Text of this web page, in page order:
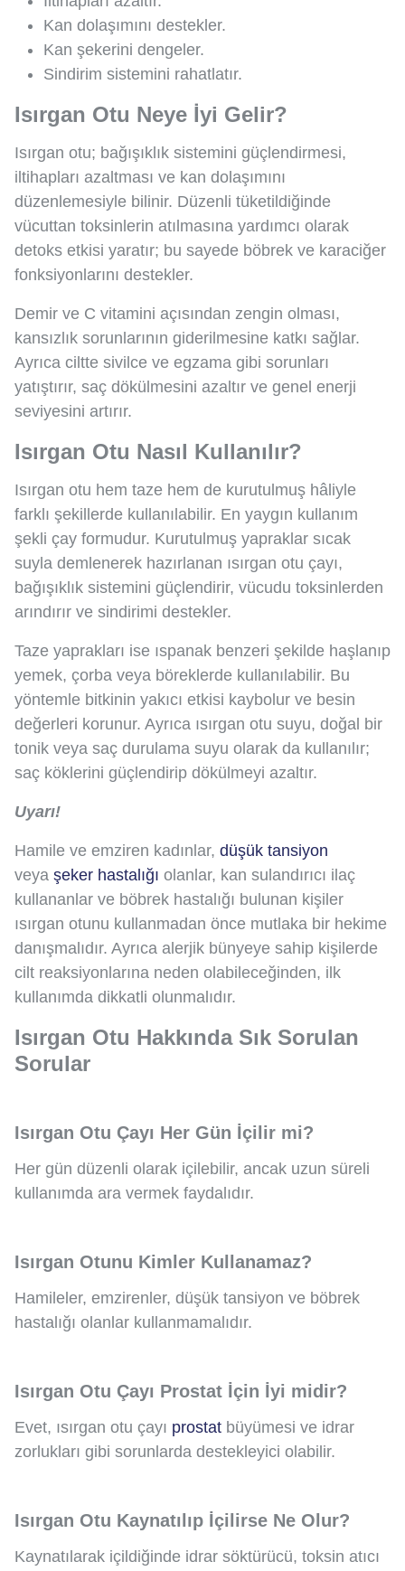
Kan dolaşımını destekler.
Kan şekerini dengeler.
Sindirim sistemini rahatlatır.
Isırgan Otu Neye İyi Gelir?
Isırgan otu; bağışıklık sistemini güçlendirmesi,
iltihapları azaltması ve kan dolaşımını
düzenlemesiyle bilinir. Düzenli tüketildiğinde
vücuttan toksinlerin atılmasına yardımcı olarak
detoks etkisi yaratır; bu sayede böbrek ve karaciğer
fonksiyonlarını destekler.
Demir ve C vitamini açısından zengin olması,
kansızlık sorunlarının giderilmesine katkı sağlar.
Ayrıca ciltte sivilce ve egzama gibi sorunları
yatıştırır, saç dökülmesini azaltır ve genel enerji
seviyesini artırır.
Isırgan Otu Nasıl Kullanılır?
Isırgan otu hem taze hem de kurutulmuş hâliyle
farklı şekillerde kullanılabilir. En yaygın kullanım
şekli çay formudur. Kurutulmuş yapraklar sıcak
suyla demlenerek hazırlanan ısırgan otu çayı,
bağışıklık sistemini güçlendirir, vücudu toksinlerden
arındırır ve sindirimi destekler.
Taze yaprakları ise ıspanak benzeri şekilde haşlanıp
yemek, çorba veya böreklerde kullanılabilir. Bu
yöntemle bitkinin yakıcı etkisi kaybolur ve besin
değerleri korunur. Ayrıca ısırgan otu suyu, doğal bir
tonik veya saç durulama suyu olarak da kullanılır;
saç köklerini güçlendirip dökülmeyi azaltır.
Uyarı!
Hamile ve emziren kadınlar, düşük tansiyon
veya şeker hastalığı olanlar, kan sulandırıcı ilaç
kullananlar ve böbrek hastalığı bulunan kişiler
ısırgan otunu kullanmadan önce mutlaka bir hekime
danışmalıdır. Ayrıca alerjik bünyeye sahip kişilerde
cilt reaksiyonlarına neden olabileceğinden, ilk
kullanımda dikkatli olunmalıdır.
Isırgan Otu Hakkında Sık Sorulan
Sorular
Isırgan Otu Çayı Her Gün İçilir mi?
Her gün düzenli olarak içilebilir, ancak uzun süreli
kullanımda ara vermek faydalıdır.
Isırgan Otunu Kimler Kullanamaz?
Hamileler, emzirenler, düşük tansiyon ve böbrek
hastalığı olanlar kullanmamalıdır.
Isırgan Otu Çayı Prostat İçin İyi midir?
Evet, ısırgan otu çayı prostat büyümesi ve idrar
zorlukları gibi sorunlarda destekleyici olabilir.
Isırgan Otu Kaynatılıp İçilirse Ne Olur?
Kaynatılarak içildiğinde idrar söktürücü, toksin atıcı